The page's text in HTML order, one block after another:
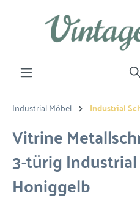
Industrial Möbel Industrial
Vitrine
3-türig Industrial
Honiggelb